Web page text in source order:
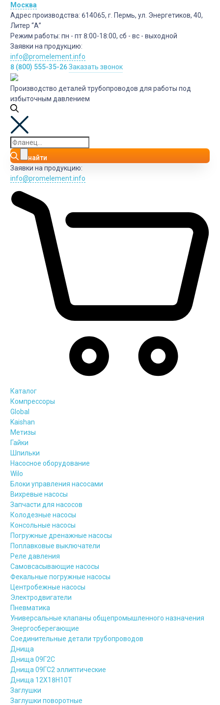
Москва
Адрес производства: 614065, г. Пермь, ул. Энергетиков, 40,
Литер “А”
Режим работы: пн - пт 8:00-18:00, сб - вс - выходной
Заявки на продукцию:
info@promelement.info
8 (800) 555-35-26Заказать звонок
Производство деталей трубопроводов для работы под
избыточным давлением
найти
Заявки на продукцию:
info@promelement.info
Каталог
Компрессоры
Global
Kaishan
Метизы
Гайки
Шпильки
Насосное оборудование
Wilo
Блоки управления насосами
Вихревые насосы
Запчасти для насосов
Колодезные насосы
Консольные насосы
Погружные дренажные насосы
Поплавковые выключатели
Реле давления
Самовсасывающие насосы
Фекальные погружные насосы
Центробежные насосы
Электродвигатели
Пневматика
Универсальные клапаны общепромышленного назначения
Энергосберегающие
Соединительные детали трубопроводов
Днища
Днища 09Г2С
Днища 09ГС2 эллиптические
Днища 12Х18Н10Т
Заглушки
Заглушки поворотные